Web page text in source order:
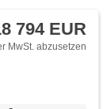
794 EUR
MwSt. abzusetzen